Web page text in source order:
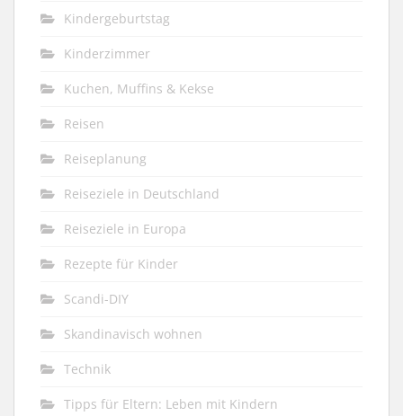
Kindergeburtstag
Kinderzimmer
Kuchen, Muffins & Kekse
Reisen
Reiseplanung
Reiseziele in Deutschland
Reiseziele in Europa
Rezepte für Kinder
Scandi-DIY
Skandinavisch wohnen
Technik
Tipps für Eltern: Leben mit Kindern